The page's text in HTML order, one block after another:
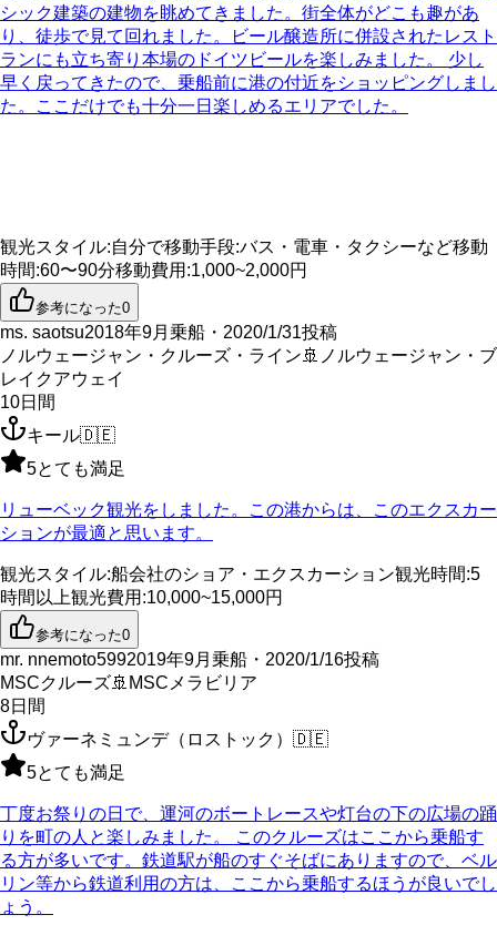
シック建築の建物を眺めてきました。街全体がどこも趣があ
り、徒歩で見て回れました。ビール醸造所に併設されたレスト
ランにも立ち寄り本場のドイツビールを楽しみました。 少し
早く戻ってきたので、乗船前に港の付近をショッピングしまし
た。ここだけでも十分一日楽しめるエリアでした。
観光スタイル:自分で移動手段:バス・電車・タクシーなど移動
時間:60〜90分移動費用 :1,000~2,000円
参考になった0
ms. saotsu2018年9月乗船・2020/1/31投稿
ノルウェージャン・クルーズ・ライン 🚢 ノルウェージャン・ブ
レイクアウェイ
10日間
キール🇩🇪
5とても満足
リューベック観光をしました。この港からは、このエクスカー
ションが最適と思います。
観光スタイル:船会社のショア・エクスカーション観光時間:5
時間以上観光費用 :10,000~15,000円
参考になった0
mr. nnemoto5992019年9月乗船・2020/1/16投稿
MSCクルーズ🚢 MSCメラビリア
8日間
ヴァーネミュンデ（ロストック） 🇩🇪
5とても満足
丁度お祭りの日で、運河のボートレースや灯台の下の広場の踊
りを町の人と楽しみました。 このクルーズはここから乗船す
る方が多いです。鉄道駅が船のすぐそばにありますので、ベル
リン等から鉄道利用の方は、ここから乗船するほうが良いでし
ょう。